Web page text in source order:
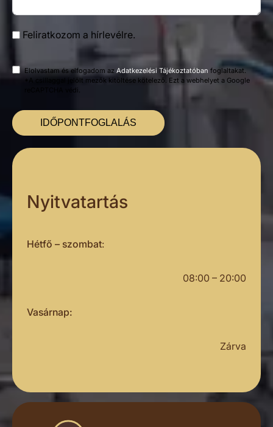
Feliratkozom a hírlevélre.
Elolvastam és elfogadom az Adatkezelési Tájékoztatóban foglaltakat.
*A csillaggal jelölt mezők kitöltése kötelező. Ezt a webhelyet a Google
reCAPTCHA védi.
IDŐPONTFOGLALÁS
Nyitvatartás
Hétfő – szombat:
08:00 – 20:00
Vasárnap:
Zárva